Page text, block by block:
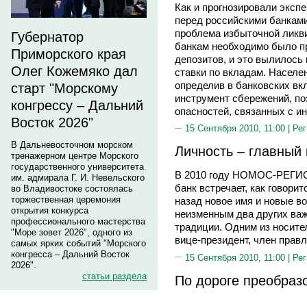
Губернатор
Приморского края
Олег Кожемяко дал
старт "Морскому
конгрессу – Дальний
Восток 2026"
В Дальневосточном морском
тренажерном центре Морского
государственного университета
им. адмирала Г. И. Невельского
во Владивостоке состоялась
торжественная церемония
открытия конкурса
профессионального мастерства
"Море зовет 2026", одного из
самых ярких событий "Морского
конгресса – Дальний Восток
2026".
статьи раздела
Как и прогнозировали
перед российскими
проблема избыточной
банкам необходимо было
депозитов, и это
ставки по вкладам.
определив в банковских
инструмент сбережений,
опасностей, связанных с
15 Сентября 2010, 11:00 |
Личность – главный
В 2010 году НОМОС-
банк встречает, как
назад новое имя и новые
неизменным два других
традиции. Одним из
вице-президент, член
15 Сентября 2010, 11:00 |
По дороге